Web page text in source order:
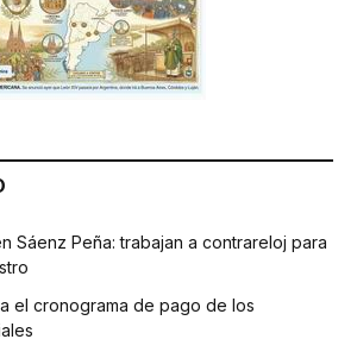
Sáenz Peña: trabajan a contrareloj para
el cronograma de pago de los